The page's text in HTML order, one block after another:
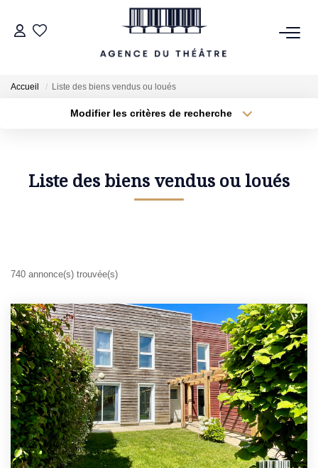
LOCATIONS
NOTRE AGENCE
Accueil Liste des biens vendus ou loués
Modifier les critères de recherche
Type de transaction Localisation
Sélectionnez... Surface min
Liste des biens vendus ou loués
740 annonce(s) trouvée(s)